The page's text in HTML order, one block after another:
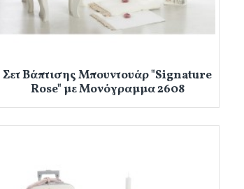
Σετ Βάπτισης Μπουντουάρ "Signature
Rose" με Μονόγραμμα 2608